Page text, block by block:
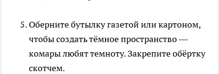
Оберните бутылку газетой или картоном,
чтобы создать тёмное пространство —
комары любят темноту. Закрепите обёртку
скотчем.